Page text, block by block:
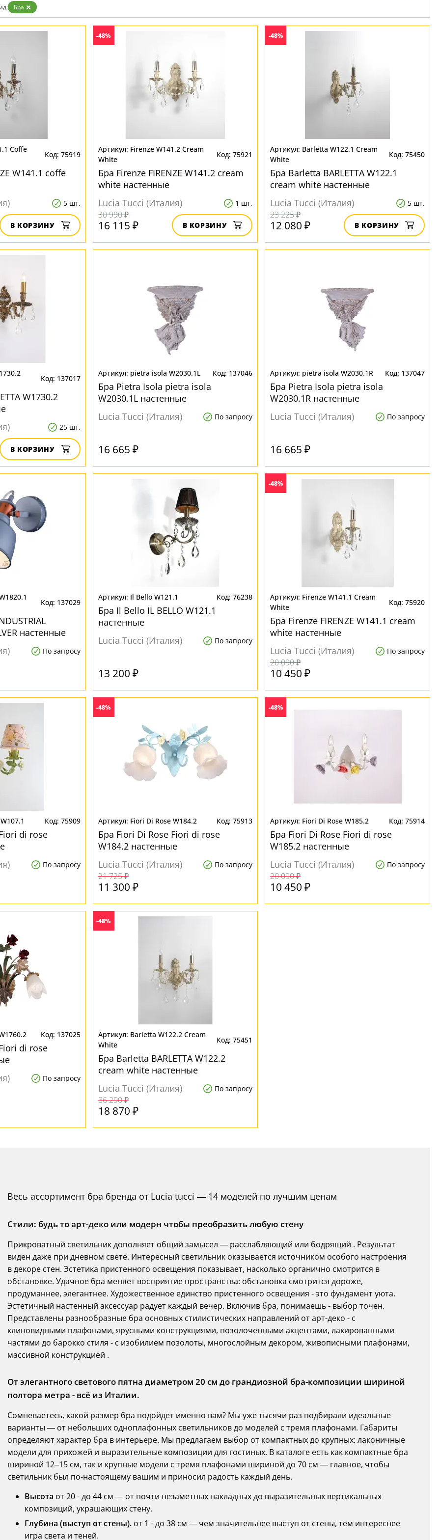
Прозрачные
Хром
Черные
Бра
Coffe
75919
W141.1 coffe
5 шт.
В КОРЗИНУ
-48%
Firenze W141.2 Cream
White
75921
Бра Firenze FIRENZE W141.2 cream
white настенные
Lucia Tucci (Италия)
1 шт.
30 990 ₽
16 115 ₽ В КОРЗИНУ
-48%
Barletta W122.1 Cream
White
75450
Бра Barletta BARLETTA W122.1
cream white настенные
Lucia Tucci (Италия)
5 шт.
23 225 ₽
12 080 ₽ В КОРЗИНУ
137017
W1730.2
25 шт.
В КОРЗИНУ
pietra isola W2030.1L 137046
Бра Pietra Isola pietra isola
W2030.1L настенные
Lucia Tucci (Италия)
По запросу
16 665 ₽
pietra isola W2030.1R 137047
Бра Pietra Isola pietra isola
W2030.1R настенные
Lucia Tucci (Италия)
По запросу
16 665 ₽
137029
настенные
По запросу
Il Bello W121.1 76238
Бра Il Bello IL BELLO W121.1
настенные
Lucia Tucci (Италия)
По запросу
13 200 ₽
-48%
Firenze W141.1 Cream
White
75920
Бра Firenze FIRENZE W141.1 cream
white настенные
Lucia Tucci (Италия)
По запросу
20 090 ₽
10 450 ₽
75909
di rose
По запросу
-48%
Fiori Di Rose W184.2 75913
Бра Fiori Di Rose Fiori di rose
W184.2 настенные
Lucia Tucci (Италия)
По запросу
21 725 ₽
11 300 ₽
-48%
Fiori Di Rose W185.2 75914
Бра Fiori Di Rose Fiori di rose
W185.2 настенные
Lucia Tucci (Италия)
По запросу
20 090 ₽
10 450 ₽
137025
di rose
По запросу
-48%
Barletta W122.2 Cream
White
75451
Бра Barletta BARLETTA W122.2
cream white настенные
Lucia Tucci (Италия)
По запросу
36 290 ₽
18 870 ₽
Весь ассортимент бра бренда от Lucia tucci — 14 моделей по лучшим ценам
Стили: будь то арт-деко или модерн чтобы преобразить любую стену
Прикроватный светильник дополняет общий замысел — расслабляющий или бодрящий . Результат
виден даже при дневном свете. Интересный светильник оказывается источником особого настроения
в декоре стен. Эстетика пристенного освещения показывает, насколько органично смотрится в
обстановке. Удачное бра меняет восприятие пространства: обстановка смотрится дороже,
продуманнее, элегантнее. Художественное единство пристенного освещения - это фундамент уюта.
Эстетичный настенный аксессуар радует каждый вечер. Включив бра, понимаешь - выбор точен.
Представлены разнообразные бра основных стилистических направлений от арт-деко - с
клиновидными плафонами, ярусными конструкциями, позолоченными акцентами, лакированными
частями до барокко стиля - с изобилием позолоты, многослойным декором, живописными плафонами,
массивной конструкцией .
От элегантного светового пятна диаметром 20 см до грандиозной бра-композиции шириной
полтора метра - всё из Италии.
Сомневаетесь, какой размер бра подойдет именно вам? Мы уже тысячи раз подбирали идеальные
варианты — от небольших одноплафонных светильников до моделей с тремя плафонами. Габариты
определяют характер бра в интерьере. Мы предлагаем выбор от компактных до крупных: лаконичные
модели для прихожей и выразительные композиции для гостиных. В каталоге есть как компактные бра
шириной 12–15 см, так и крупные модели с тремя плафонами шириной до 70 см — главное, чтобы
светильник был по-настоящему вашим и приносил радость каждый день.
Высота от 20 - до 44 см — от почти незаметных накладных до выразительных вертикальных
композиций, украшающих стену.
Глубина (выступ от стены). от 1 - до 38 см — чем значительнее выступ от стены, тем интереснее
игра света и теней.